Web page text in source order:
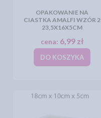
OPAKOWANIE NA
CIASTKA AMALFI WZÓR 2
23,5X16X5CM
cena: 6,99 zł
DO KOSZYKA